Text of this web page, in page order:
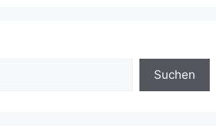
Suchen